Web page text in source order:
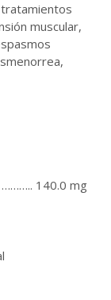
muscular,
……….. 140.0 mg